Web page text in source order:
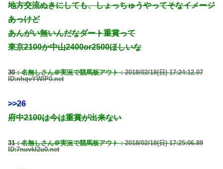
地方交流ぬきにしても、しょっちゅうやってそなイメージ
あっけど
あんがい無いんだなダート重賞って
東京2100か中山2400or2500ほしいな
30：名無しさん＠実況で競馬板アウト：2018/02/18(日) 17:24:12.07
ID:nhqvYWlP0.net
>>26
府中2100は今は重賞が出来ない
31：名無しさん＠実況で競馬板アウト：2018/02/18(日) 17:25:06.89
ID:7nuvkI2u0.net